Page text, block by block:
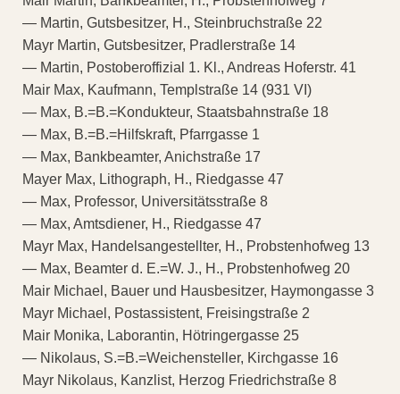
— Martin, Gutsbesitzer, H., Steinbruchstraße 22
Mayr Martin, Gutsbesitzer, Pradlerstraße 14
— Martin, Postoberoffizial 1. Kl., Andreas Hoferstr. 41
Mair Max, Kaufmann, Templstraße 14 (931 VI)
— Max, B.=B.=Kondukteur, Staatsbahnstraße 18
— Max, B.=B.=Hilfskraft, Pfarrgasse 1
— Max, Bankbeamter, Anichstraße 17
Mayer Max, Lithograph, H., Riedgasse 47
— Max, Professor, Universitätsstraße 8
— Max, Amtsdiener, H., Riedgasse 47
Mayr Max, Handelsangestellter, H., Probstenhofweg 13
— Max, Beamter d. E.=W. J., H., Probstenhofweg 20
Mair Michael, Bauer und Hausbesitzer, Haymongasse 3
Mayr Michael, Postassistent, Freisingstraße 2
Mair Monika, Laborantin, Hötringergasse 25
— Nikolaus, S.=B.=Weichensteller, Kirchgasse 16
Mayr Nikolaus, Kanzlist, Herzog Friedrichstraße 8